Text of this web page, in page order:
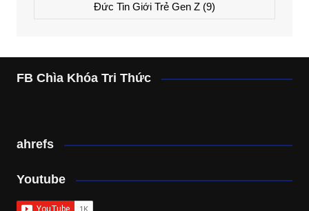
Đức Tin Giới Trẻ Gen Z(9)
FB Chìa Khóa Tri Thức
ahrefs
Youtube